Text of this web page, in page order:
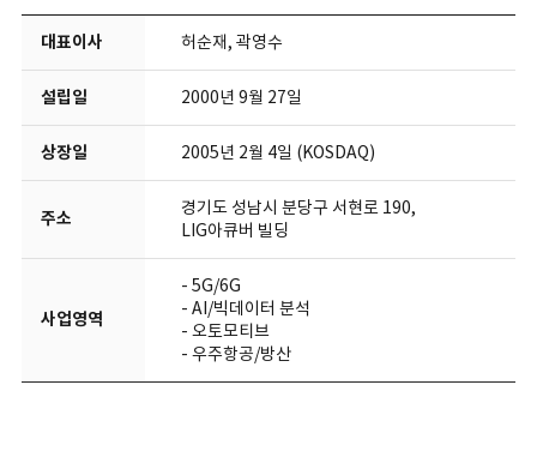
대표이사 허순재, 곽영수
설립일 2000년 9월 27일
상장일 2005년 2월 4일 (KOSDAQ)
주소
경기도 성남시 분당구 서현로 190,
LIG아큐버 빌딩
사업영역
- 5G/6G
- AI/빅데이터 분석
- 오토모티브
- 우주항공/방산